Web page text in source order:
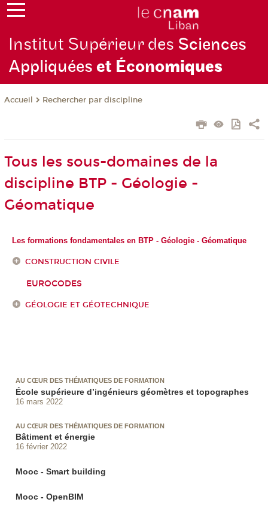
Institut Supérieur des Sciences
Appliquéeset Économiques
Accueil Rechercher par discipline
Tous les sous-domaines de la
discipline BTP - Géologie -
Géomatique
Les formations fondamentales en BTP - Géologie - Géomatique
CONSTRUCTION CIVILE
EUROCODES
GÉOLOGIE ET GÉOTECHNIQUE
AU CŒUR DES THÉMATIQUES DE FORMATION
École supérieure d’ingénieurs géomètres et topographes
16 mars 2022
AU CŒUR DES THÉMATIQUES DE FORMATION
Bâtiment et énergie
16 février 2022
Mooc - Smart building
Mooc - OpenBIM